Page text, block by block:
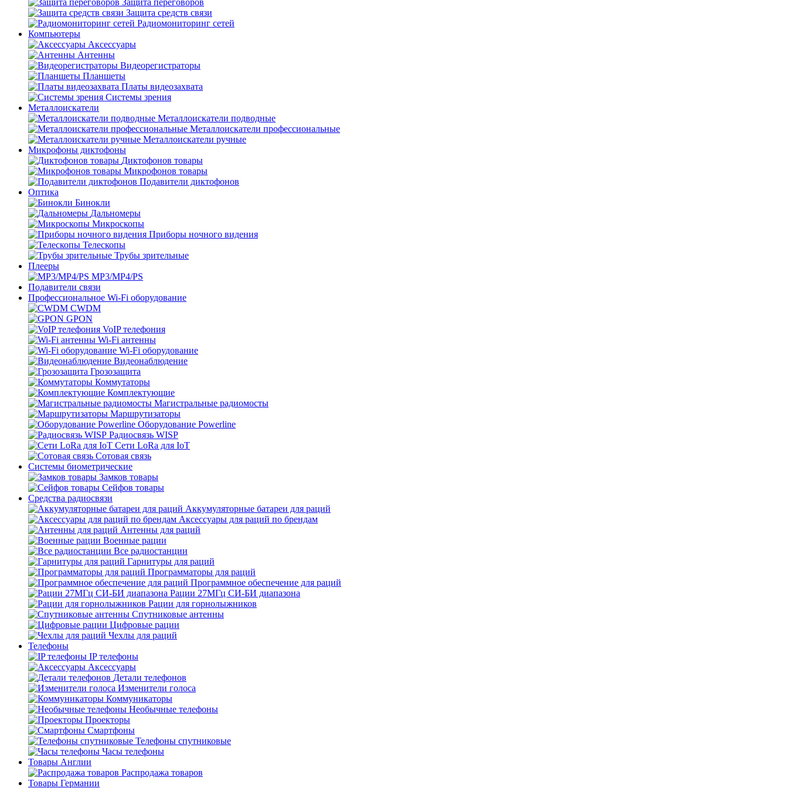
Защита переговоров
Защита средств связи
Радиомониторинг сетей
Компьютеры
Аксессуары
Антенны
Видеорегистраторы
Планшеты
Платы видеозахвата
Системы зрения
Металлоискатели
Металлоискатели подводные
Металлоискатели профессиональные
Металлоискатели ручные
Микрофоны диктофоны
Диктофонов товары
Микрофонов товары
Подавители диктофонов
Оптика
Бинокли
Дальномеры
Микроскопы
Приборы ночного видения
Телескопы
Трубы зрительные
Плееры
MP3/MP4/PS
Подавители связи
Профессиональное Wi-Fi оборудование
CWDM
GPON
VoIP телефония
Wi-Fi антенны
Wi-Fi оборудование
Видеонаблюдение
Грозозащита
Коммутаторы
Комплектующие
Магистральные радиомосты
Маршрутизаторы
Оборудование Powerline
Радиосвязь WISP
Сети LoRa для IoT
Сотовая связь
Системы биометрические
Замков товары
Сейфов товары
Средства радиосвязи
Аккумуляторные батареи для раций
Аксессуары для раций по брендам
Антенны для раций
Военные рации
Все радиостанции
Гарнитуры для раций
Программаторы для раций
Программное обеспечение для раций
Рации 27МГц СИ-БИ диапазона
Рации для горнолыжников
Спутниковые антенны
Цифровые рации
Чехлы для раций
Телефоны
IP телефоны
Аксессуары
Детали телефонов
Изменители голоса
Коммуникаторы
Необычные телефоны
Проекторы
Смартфоны
Телефоны спутниковые
Часы телефоны
Товары Англии
Распродажа товаров
Товары Германии